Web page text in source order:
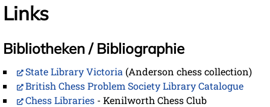
Links
Bibliotheken / Bibliographie
State Library Victoria (Anderson chess collection)
British Chess Problem Society Library Catalogue
Chess Libraries - Kenilworth Chess Club